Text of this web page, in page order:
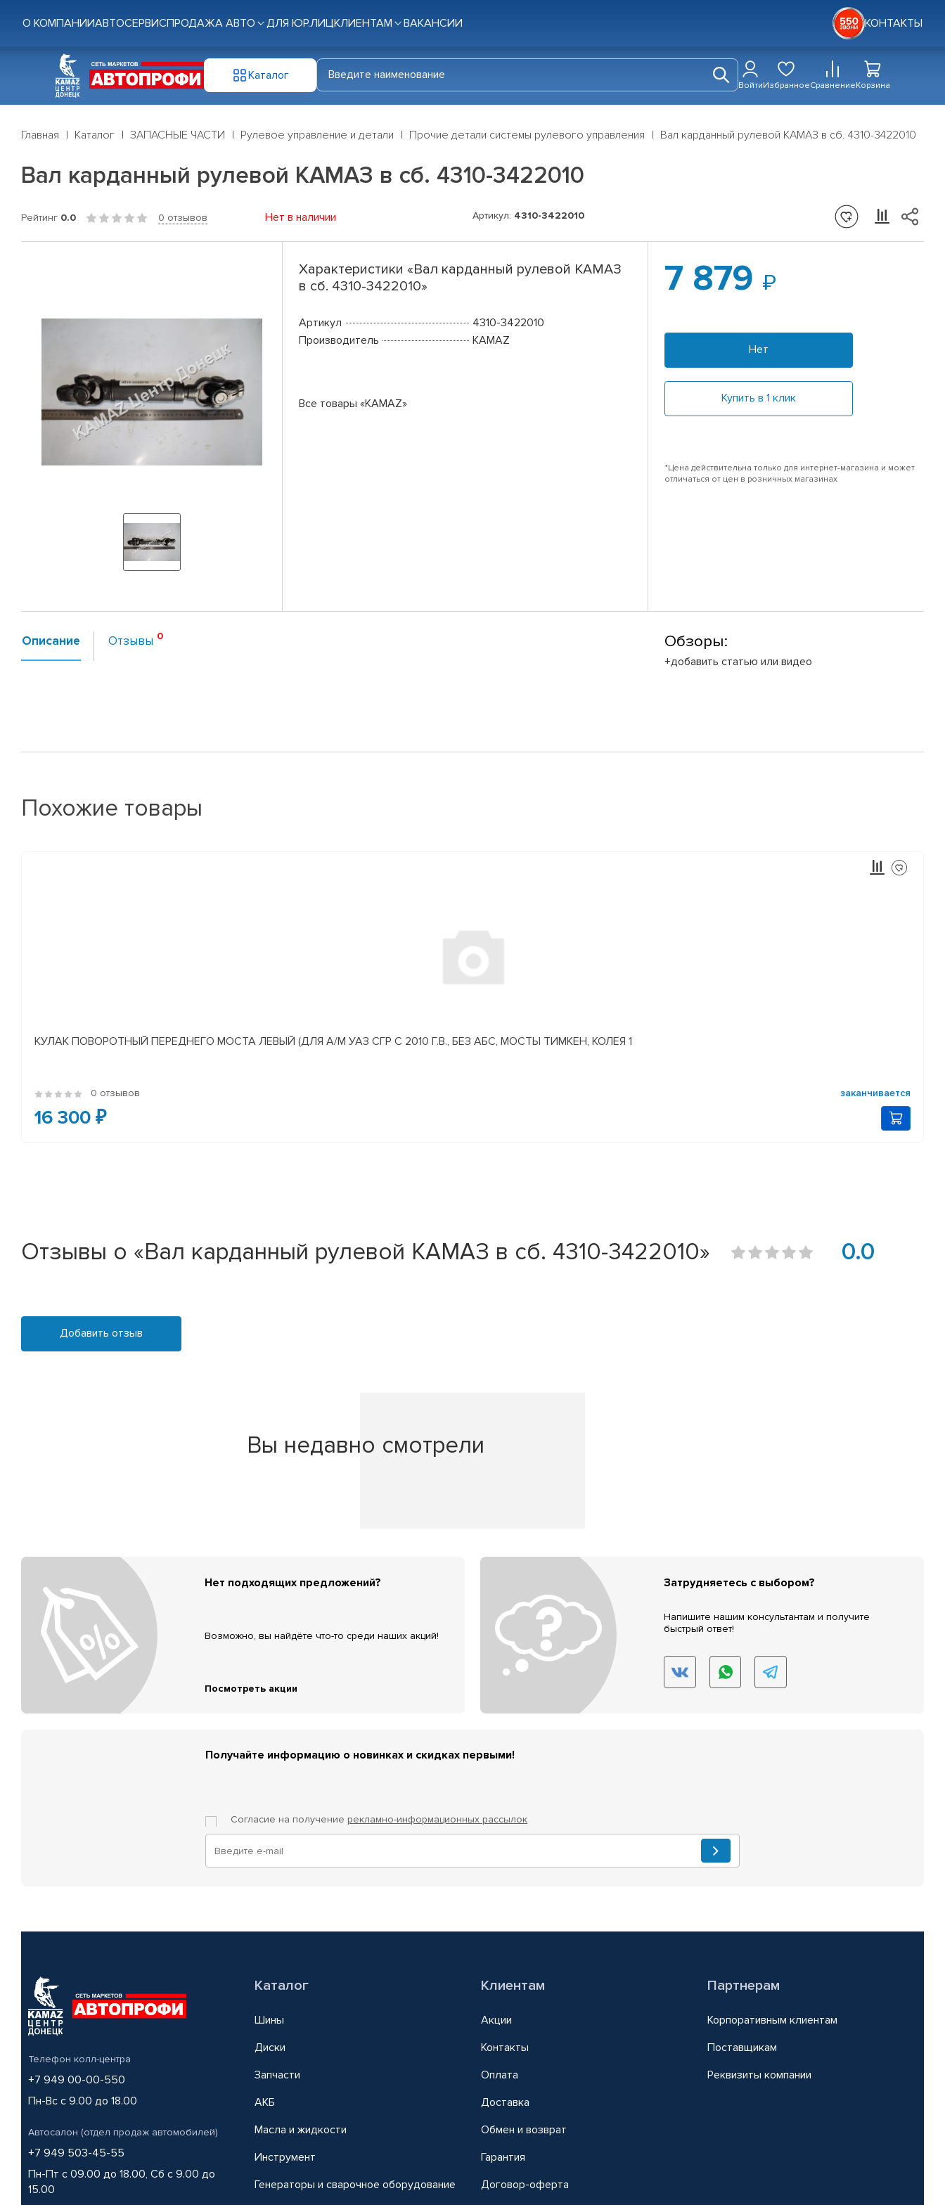
О КОМПАНИИАВТОСЕРВИСПРОДАЖА АВТО ДЛЯ ЮР.ЛИЦКЛИЕНТАМ ВАКАНСИИ КОНТАКТЫ
Каталог
ВойтиИзбранноеСравнениеКорзина
Главная Каталог ЗАПАСНЫЕ ЧАСТИ Рулевое управление и детали Прочие детали системы рулевого управления Вал карданный рулевой КАМАЗ в сб. 4310-3422010
Вал карданный рулевой КАМАЗ в сб. 4310-3422010
Рейтинг 0.0 0 отзывов Нет в наличии Артикул: 4310-3422010
Характеристики «Вал карданный рулевой КАМАЗ
в сб. 4310-3422010»
Артикул
4310-3422010
Производитель
KAMAZ
Все товары «KAMAZ»
7 879
Нет
Купить в 1 клик
*Цена действительна только для интернет-магазина и может
отличаться от цен в розничных магазинах
Описание Отзывы Обзоры:
+добавить статью или видео
Похожие товары
КУЛАК ПОВОРОТНЫЙ ПЕРЕДНЕГО МОСТА ЛЕВЫЙ (ДЛЯ А/М УАЗ СГР С 2010 Г.В., БЕЗ АБС, МОСТЫ ТИМКЕН, КОЛЕЯ 1
0 отзывов заканчивается
16 300 ₽
Отзывы о «Вал карданный рулевой КАМАЗ в сб. 4310-3422010» 0.0
Добавить отзыв
Вы недавно смотрели
Нет подходящих предложений?
Возможно, вы найдёте что-то среди наших акций!
Посмотреть акции
Затрудняетесь с выбором?
Напишите нашим консультантам и получите
быстрый ответ!
Получайте информацию о новинках и скидках первыми!
Согласие на получение рекламно-информационных рассылок
Телефон колл-центра
+7 949 00-00-550
Пн-Вс с 9.00 до 18.00
Автосалон (отдел продаж автомобилей)
+7 949 503-45-55
Пн-Пт с 09.00 до 18.00, Сб с 9.00 до
15.00
Каталог
Шины
Диски
Запчасти
АКБ
Масла и жидкости
Инструмент
Генераторы и сварочное оборудование
Клиентам
Акции
Контакты
Оплата
Доставка
Обмен и возврат
Гарантия
Договор-оферта
Партнерам
Корпоративным клиентам
Поставщикам
Реквизиты компании